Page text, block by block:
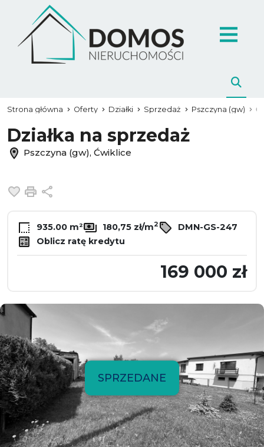
Strona główna Oferty Działki Sprzedaż Pszczyna (gw)
Działka na sprzedaż
Pszczyna (gw), Ćwiklice
Dodaj do ulubionych
Drukuj
935.00 m² 180,75 zł/m2
DMN-GS-247
Oblicz ratę kredytu
169 000 zł
SPRZEDANE